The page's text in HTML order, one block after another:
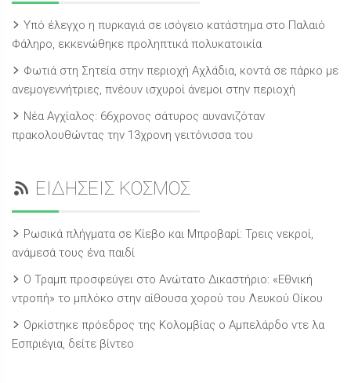
Υπό έλεγχο η πυρκαγιά σε ισόγειο κατάστημα στο Παλαιό
Φάληρο, εκκενώθηκε προληπτικά πολυκατοικία
Φωτιά στη Σητεία στην περιοχή Αχλάδια, κοντά σε πάρκο με
ανεμογεννήτριες, πνέουν ισχυροί άνεμοι στην περιοχή
Νέα Αγχίαλος: 66χρονος σάτυρος αυνανιζόταν
πρακολουθώντας την 13χρονη γειτόνισσα του
ΕΙΔΗΣΕΙΣ ΚΟΣΜΟΣ
Ρωσικά πλήγματα σε Κίεβο και Μπροβαρί: Τρεις νεκροί,
ανάμεσά τους ένα παιδί
Ο Τραμπ προσφεύγει στο Ανώτατο Δικαστήριο: «Εθνική
ντροπή» το μπλόκο στην αίθουσα χορού του Λευκού Οίκου
Ορκίστηκε πρόεδρος της Κολομβίας ο Αμπελάρδο ντε λα
Εσπριέγια, δείτε βίντεο